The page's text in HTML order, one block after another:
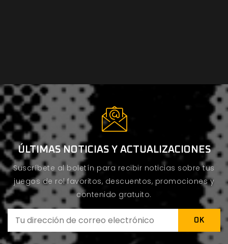
ÚLTIMAS NOTICIAS Y ACTUALIZACIONES
Suscríbete al boletín para recibir noticias sobre tus
juegos de rol favoritos, descuentos, promociones y
contenido gratuito.